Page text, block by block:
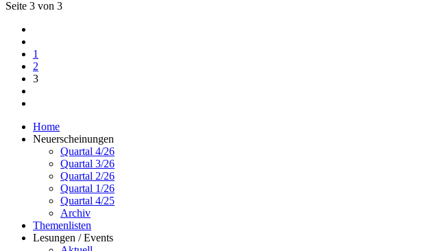
Seite 3 von 3
1
2
3
Home
Neuerscheinungen
Quartal 4/26
Quartal 3/26
Quartal 2/26
Quartal 1/26
Quartal 4/25
Archiv
Themenlisten
Lesungen / Events